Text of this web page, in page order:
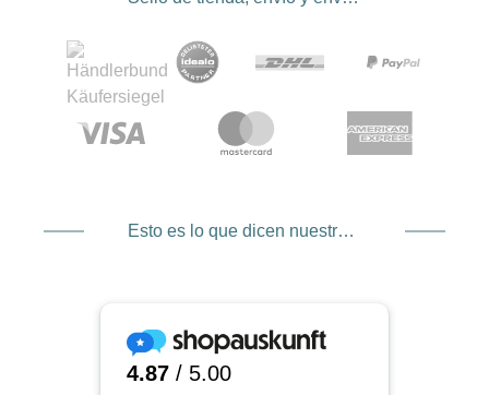
Esto es lo que dicen nuestros clientes